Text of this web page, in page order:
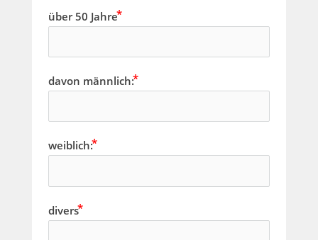
über 50 Jahre
davon männlich:
weiblich:
divers